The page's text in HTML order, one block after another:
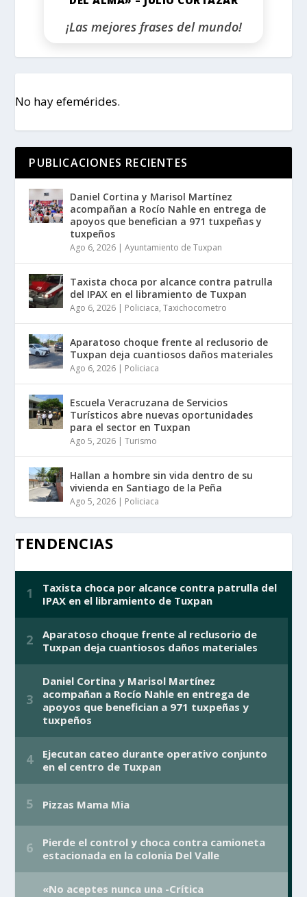
¡Las mejores frases del mundo!
No hay efemérides.
PUBLICACIONES RECIENTES
Daniel Cortina y Marisol Martínez
acompañan a Rocío Nahle en entrega de
apoyos que benefician a 971 tuxpeñas y
tuxpeños
Ago 6, 2026 |Ayuntamiento de Tuxpan
Taxista choca por alcance contra patrulla
del IPAX en el libramiento de Tuxpan
Ago 6, 2026 | Policiaca,Taxichocometro
Aparatoso choque frente al reclusorio de
Tuxpan deja cuantiosos daños materiales
Ago 6, 2026 | Policiaca
Escuela Veracruzana de Servicios
Turísticos abre nuevas oportunidades
para el sector en Tuxpan
Ago 5, 2026 |Turismo
Hallan a hombre sin vida dentro de su
vivienda en Santiago de la Peña
Ago 5, 2026 | Policiaca
TENDENCIAS